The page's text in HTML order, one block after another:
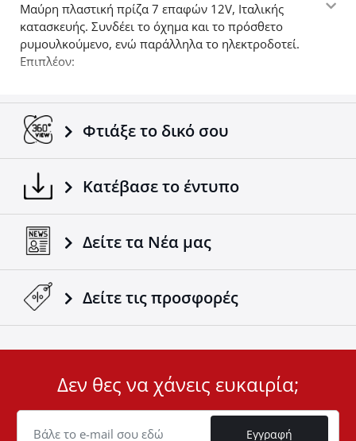
Μαύρη πλαστική πρίζα 7 επαφών 12V, Ιταλικής
κατασκευής. Συνδέει το όχημα και το πρόσθετο
ρυμουλκούμενο, ενώ παράλληλα το ηλεκτροδοτεί.
Επιπλέον:
ρυμουλκούμενα.
Σύμφωνα με τα ευρωπαϊκά πρότυπα.
την ήδη επιτυχημένη γκάμα των 4x4 αξεσουάρ της
εταιρείας Tessera4x4.
Φτιάξε το δικό σου
Κατέβασε το έντυπο
Δείτε τα Νέα μας
Δείτε τις προσφορές
ID
Cookie
Δεν θες να χάνεις ευκαιρία;
Εγγραφή